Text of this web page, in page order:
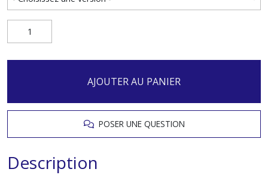
AJOUTER AU PANIER
POSER UNE QUESTION
Description